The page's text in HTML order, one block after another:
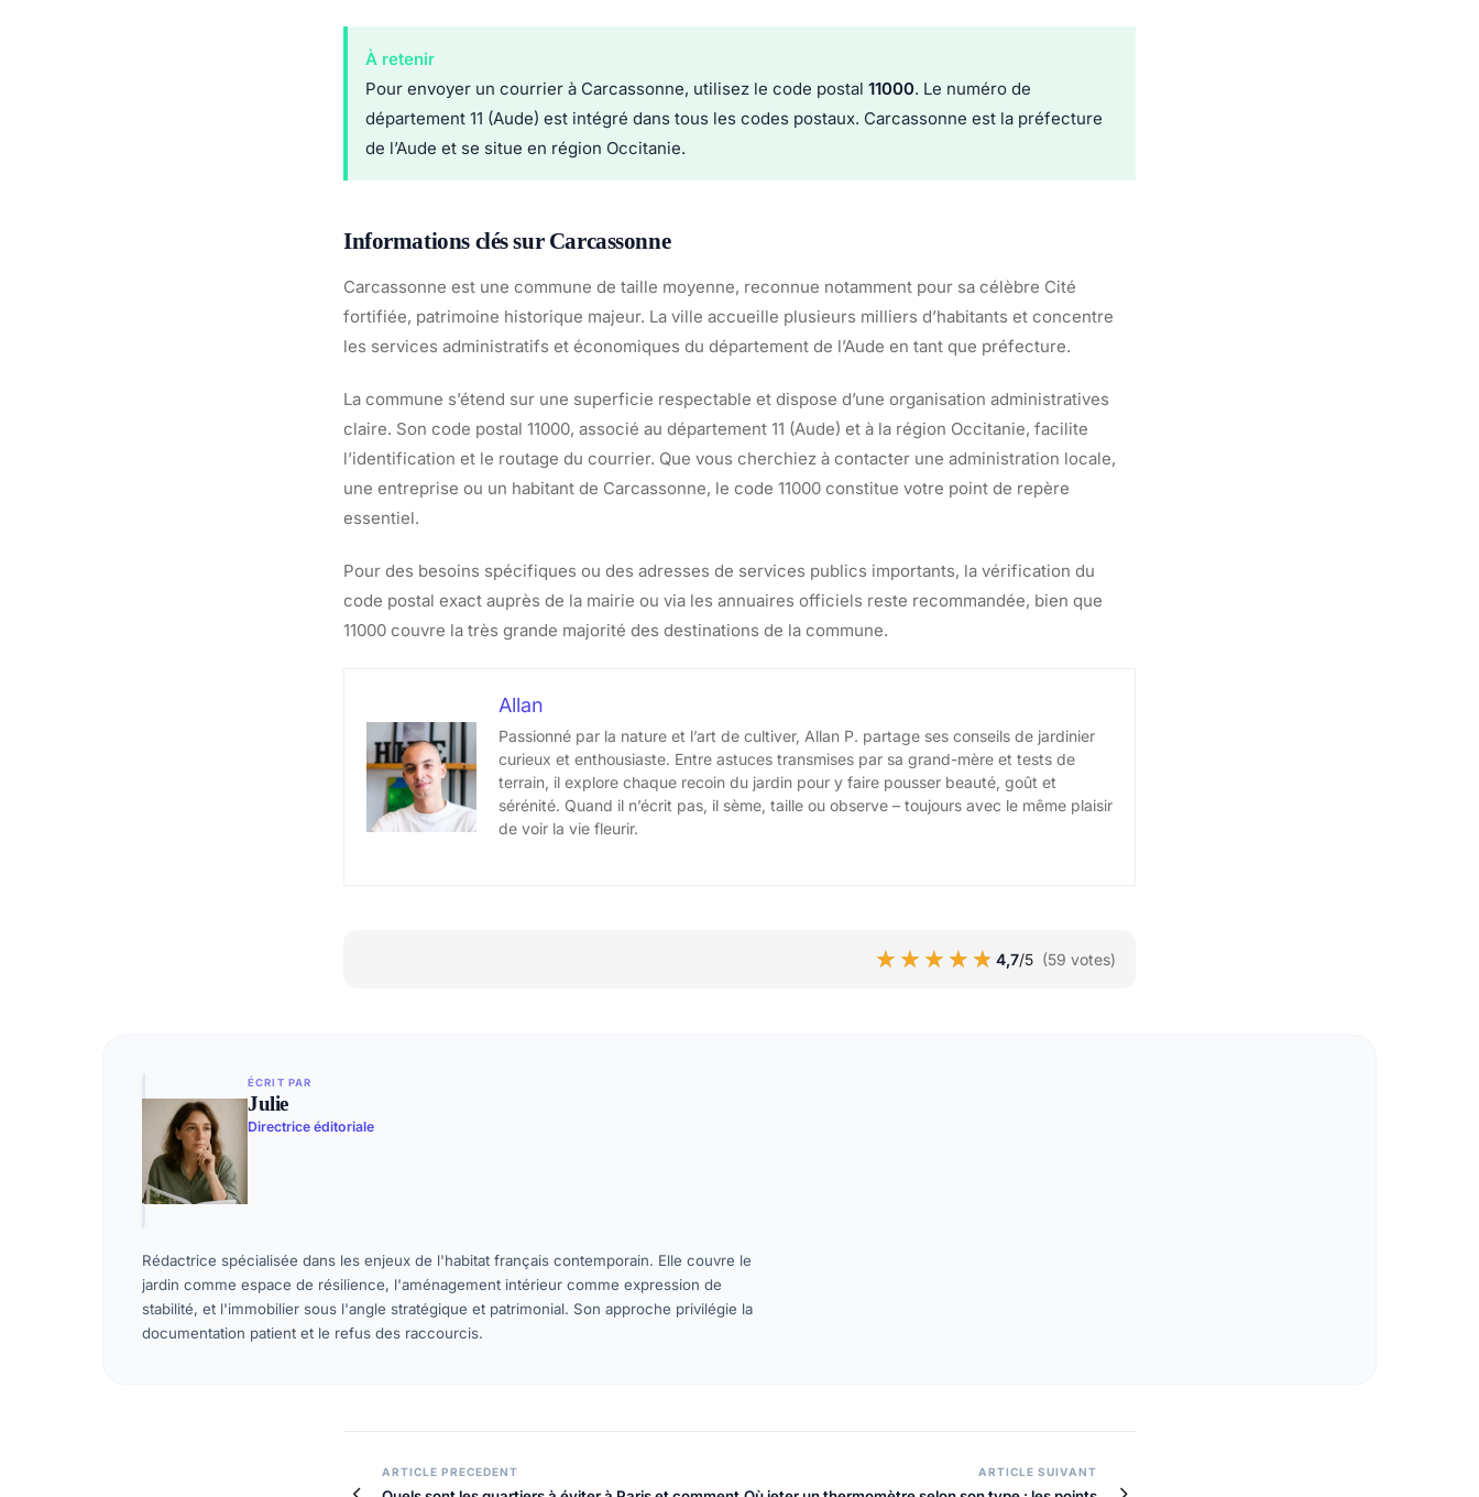
À retenir
Pour envoyer un courrier à Carcassonne, utilisez le code postal 11000. Le numéro de
département 11 (Aude) est intégré dans tous les codes postaux. Carcassonne est la préfecture
de l’Aude et se situe en région Occitanie.
Informations clés sur Carcassonne
Carcassonne est une commune de taille moyenne, reconnue notamment pour sa célèbre Cité
fortifiée, patrimoine historique majeur. La ville accueille plusieurs milliers d’habitants et concentre
les services administratifs et économiques du département de l’Aude en tant que préfecture.
La commune s’étend sur une superficie respectable et dispose d’une organisation administratives
claire. Son code postal 11000, associé au département 11 (Aude) et à la région Occitanie, facilite
l’identification et le routage du courrier. Que vous cherchiez à contacter une administration locale,
une entreprise ou un habitant de Carcassonne, le code 11000 constitue votre point de repère
essentiel.
Pour des besoins spécifiques ou des adresses de services publics importants, la vérification du
code postal exact auprès de la mairie ou via les annuaires officiels reste recommandée, bien que
11000 couvre la très grande majorité des destinations de la commune.
Allan
Passionné par la nature et l’art de cultiver, Allan P. partage ses conseils de jardinier
curieux et enthousiaste. Entre astuces transmises par sa grand-mère et tests de
terrain, il explore chaque recoin du jardin pour y faire pousser beauté, goût et
sérénité. Quand il n’écrit pas, il sème, taille ou observe – toujours avec le même plaisir
de voir la vie fleurir.
★★★★★
★★★★★ 4,7/5 (59 votes)
ÉCRIT PAR
Julie
Directrice éditoriale
Rédactrice spécialisée dans les enjeux de l'habitat français contemporain. Elle couvre le
jardin comme espace de résilience, l'aménagement intérieur comme expression de
stabilité, et l'immobilier sous l'angle stratégique et patrimonial. Son approche privilégie la
documentation patient et le refus des raccourcis.
ARTICLE PRECEDENT ARTICLE SUIVANT